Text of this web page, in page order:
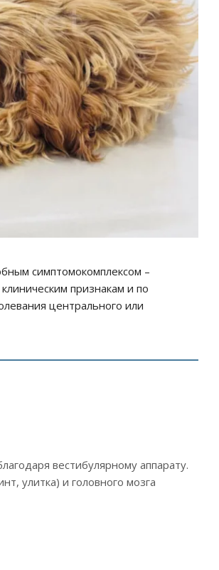
симптомокомплексом –
признакам и по
центрального или
вестибулярному аппарату.
улитка) и головного мозга